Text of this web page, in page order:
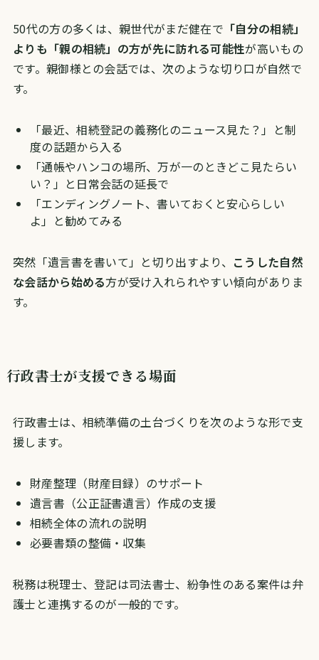
50代の方の多くは、親世代がまだ健在で 「自分の相続」
よりも「親の相続」の方が先に訪れる可能性が高いもの
です。親御様との会話では、次のような切り口が自然で
す。
「最近、相続登記の義務化のニュース見た？」と制
度の話題から入る
「通帳やハンコの場所、万が一のときどこ見たらい
い？」と日常会話の延長で
「エンディングノート、書いておくと安心らしい
よ」と勧めてみる
突然「遺言書を書いて」と切り出すより、 こうした自然
な会話から始める方が受け入れられやすい傾向がありま
す。
行政書士が支援できる場面
行政書士は、相続準備の土台づくりを次のような形で支
援します。
財産整理（財産目録）のサポート
遺言書（公正証書遺言）作成の支援
相続全体の流れの説明
必要書類の整備・収集
税務は税理士、登記は司法書士、紛争性のある案件は弁
護士と連携するのが一般的です。